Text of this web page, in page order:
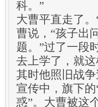
科。”
大曹平直走了
曹说，“孩子出
题。”过了一段
去上学了，就这
其时他照旧战
宣传中，旗下
惑”。大曹被这